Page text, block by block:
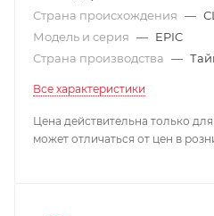
Страна происхождения —
Модель и серия — EPIC
Страна производства —
Все характеристики
Цена действительна только
может отличаться от цен в